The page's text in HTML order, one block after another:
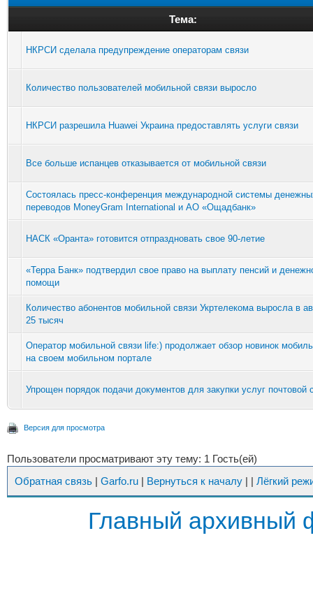
Тема:
НКРСИ сделала предупреждение операторам связи
Количество пользователей мобильной связи выросло
НКРСИ разрешила Huawei Украина предоставлять услуги связи
Все больше испанцев отказывается от мобильной связи
Cостоялась пресс-конференция международной системы
переводов MoneyGram International и АО «Ощадбанк»
НАСК «Оранта» готовится отпраздновать свое 90-летие
«Терра Банк» подтвердил свое право на выплату пенсий и
помощи
Количество абонентов мобильной связи Укртелекома выросла в
25 тысяч
Оператор мобильной связи life:) продолжает обзор новинок
на своем мобильном портале
Упрощен порядок подачи документов для закупки услуг почтовой
Версия для просмотра
Пользователи просматривают эту тему: 1 Гость(ей)
Обратная связь | Garfo.ru | Вернуться к началу | | Лёгкий
Главный архивный